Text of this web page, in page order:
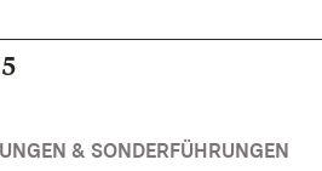
& SONDERFÜHRUNGEN